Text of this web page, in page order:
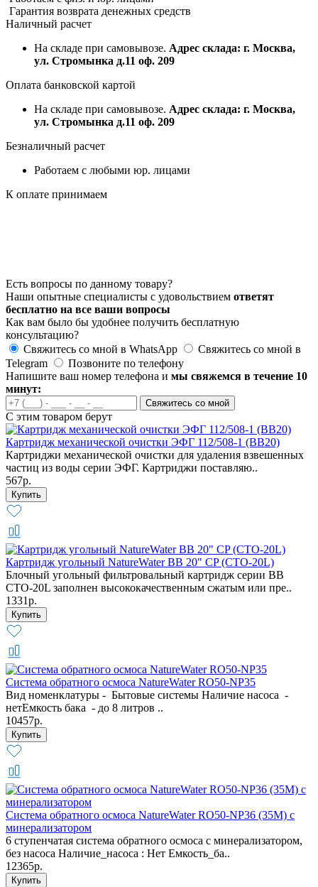
Гарантия возврата денежных средств
Наличный расчет
На складе при самовывозе. Адрес склада: г. Москва,
ул. Стромынка д.11 оф. 209
Оплата банковской картой
На складе при самовывозе. Адрес склада: г. Москва,
ул. Стромынка д.11 оф. 209
Безналичный расчет
Работаем с любыми юр. лицами
К оплате принимаем
Есть вопросы по данному товару?
Наши опытные специалисты с удовольствием ответят
бесплатно на все ваши вопросы
Как вам было бы удобнее получить бесплатную
консультацию?
Свяжитесь со мной в WhatsApp
Свяжитесь со мной в
Telegram
Позвоните по телефону
Напишите ваш номер телефона и мы свяжемся в течение 10
минут:
Свяжитесь со мной
С этим товаром берут
Картридж механической очистки ЭФГ 112/508-1 (BB20)
Картриджи механической очистки для удаления взвешенных
частиц из воды серии ЭФГ. Картриджи поставляю..
567р.
Картридж угольный NatureWater BB 20" CP (CTO-20L)
Блочный угольный фильтровальный картридж серии BB
CTO-20L заполнен высококачественным сжатым или пре..
1331р.
Система обратного осмоса NatureWater RO50-NP35
Вид номенклатуры - Бытовые системы Наличие насоса -
нетЕмкость бака - до 8 литров ..
10457р.
Система обратного осмоса NatureWater RO50-NP36 (35М) с
минерализатором
6 ступенчатая система обратного осмоса с минерализатором,
без насоса Наличие_насоса : Нет Емкость_ба..
12365р.